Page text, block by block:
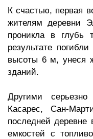
К счастью, первая
жителям деревни
проникла в глубь
результате
высоты 6 м, унеся
зданий.
Другими
Касарес, Сан-
последней
емкостей с